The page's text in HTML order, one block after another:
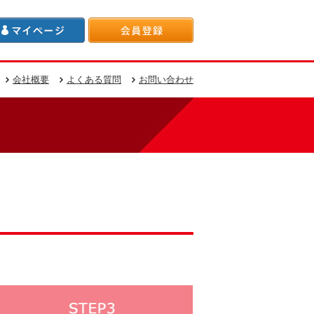
会社概要 よくある質問 お問い合わせ